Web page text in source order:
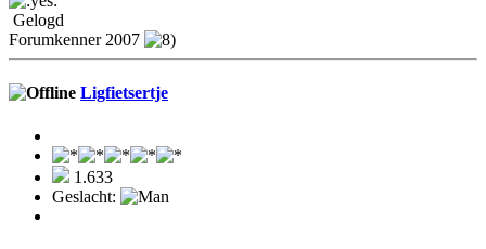
Gelogd
Forumkenner 2007
Ligfietsertje
1.633
Geslacht: